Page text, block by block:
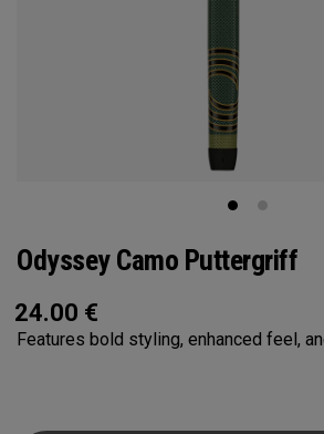
Odyssey Camo Puttergriff
24.00 €
Features bold styling, enhanced feel,